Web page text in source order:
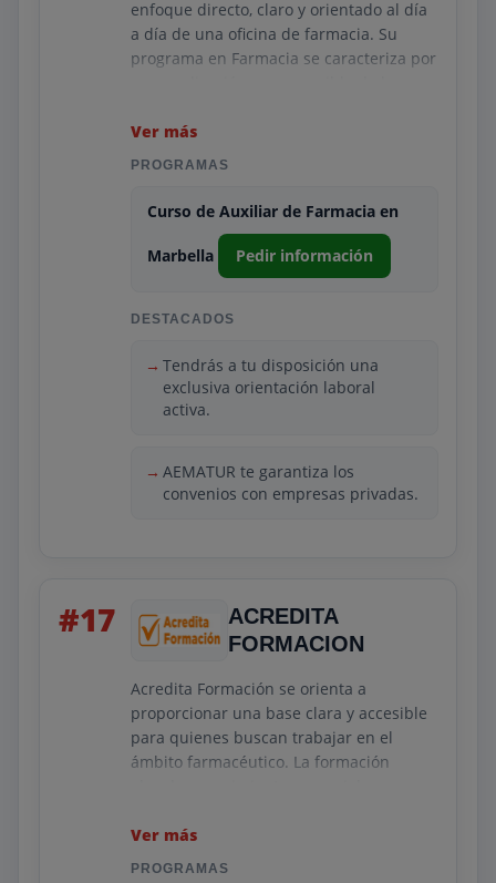
enfoque directo, claro y orientado al día
a día de una oficina de farmacia. Su
programa en Farmacia se caracteriza por
dispensación, asesoramiento, control de
productos y nociones de laboratorio. La
preparación accesible, adaptada a
personas que buscan insertarse pronto
en el mercado laboral.
actividades prácticas y espacios de
profesional. El seguimiento
personalizado ayuda a los estudiantes a
afianzar conocimientos clave para
enfoca en facilitar el aprendizaje y
asegurar competencias concretas sin
Ver más
PROGRAMAS
Curso de Auxiliar de Farmacia en
Marbella Pedir información
DESTACADOS
Tendrás a tu disposición una
exclusiva orientación laboral
activa.
AEMATUR te garantiza los
convenios con empresas privadas.
#17
ACREDITA
FORMACION
Acredita Formación se orienta a
proporcionar una base clara y accesible
para quienes buscan trabajar en el
ámbito farmacéutico. La formación
atención al cliente y la gestión básica de
productos. Su estilo didáctico facilita la
Ver más
PROGRAMAS